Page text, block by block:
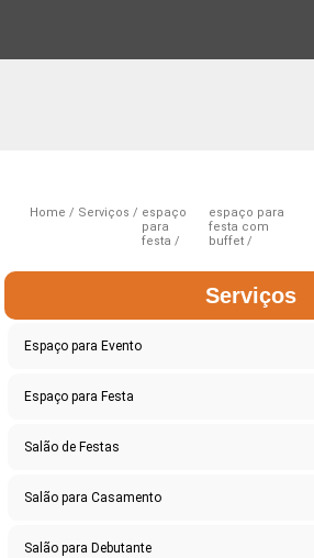
Home Serviços
espaço
para
festa
espaço para
festa com
buffet
Serviços
Espaço para Evento
Espaço para Festa
Salão de Festas
Salão para Casamento
Salão para Debutante